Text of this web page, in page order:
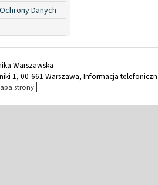
Danych
Warszawska
1, 00-661 Warszawa, Informacja
strony